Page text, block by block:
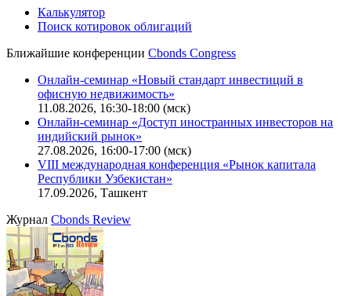
Калькулятор
Поиск котировок облигаций
Ближайшие конференции Cbonds Congress
Онлайн-семинар «Новый стандарт инвестиций в
офисную недвижимость»
11.08.2026, 16:30-18:00 (мск)
Онлайн-семинар «Доступ иностранных инвесторов на
индийский рынок»
27.08.2026, 16:00-17:00 (мск)
VIII международная конференция «Рынок капитала
Республики Узбекистан»
17.09.2026, Ташкент
Журнал Cbonds Review